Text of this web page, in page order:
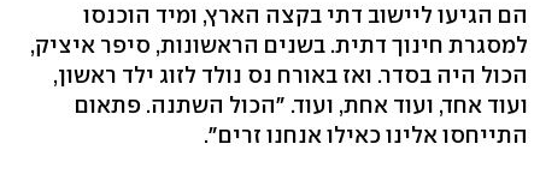
הם הגיעו ליישוב דתי בקצה הארץ, ומיד הוכנסו
למסגרת חינוך דתית. בשנים הראשונות, סיפר איציק,
הכול היה בסדר. ואז באורח נס נולד לזוג ילד ראשון,
ועוד אחד, ועוד אחת, ועוד. "הכול השתנה. פתאום
התייחסו אלינו כאילו אנחנו זרים".